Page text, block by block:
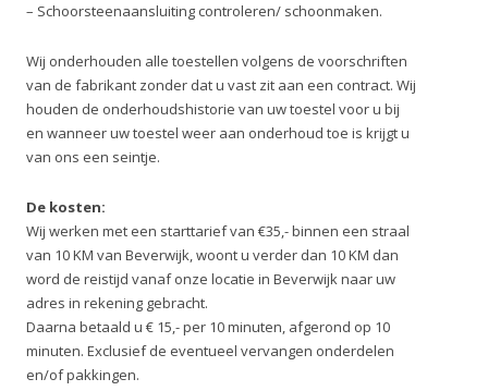
– Schoorsteenaansluiting controleren/ schoonmaken.
Wij onderhouden alle toestellen volgens de voorschriften
van de fabrikant zonder dat u vast zit aan een contract. Wij
houden de onderhoudshistorie van uw toestel voor u bij
en wanneer uw toestel weer aan onderhoud toe is krijgt u
van ons een seintje.
De kosten:
Wij werken met een starttarief van €35,- binnen een straal
van 10 KM van Beverwijk, woont u verder dan 10 KM dan
word de reistijd vanaf onze locatie in Beverwijk naar uw
adres in rekening gebracht.
Daarna betaald u € 15,- per 10 minuten, afgerond op 10
minuten. Exclusief de eventueel vervangen onderdelen
en/of pakkingen.